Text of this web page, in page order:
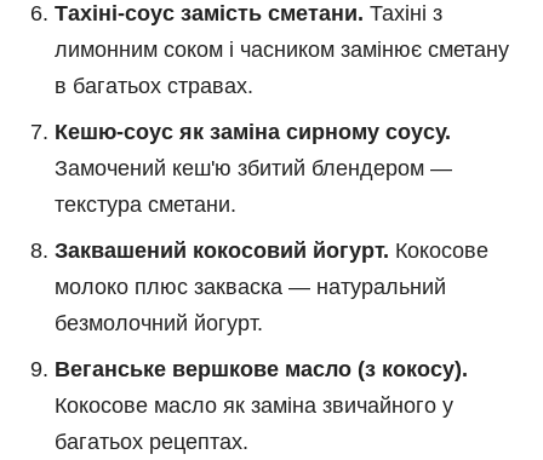
Тахіні-соус замість сметани. Тахіні з
лимонним соком і часником замінює сметану
в багатьох стравах.
Кешю-соус як заміна сирному соусу.
Замочений кеш'ю збитий блендером —
текстура сметани.
Заквашений кокосовий йогурт. Кокосове
молоко плюс закваска — натуральний
безмолочний йогурт.
Веганське вершкове масло (з кокосу).
Кокосове масло як заміна звичайного у
багатьох рецептах.